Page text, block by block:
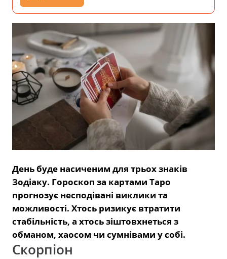
День буде насиченим для трьох знаків
Зодіаку. Гороскоп за картами Таро
прогнозує несподівані виклики та
можливості. Хтось ризикує втратити
стабільність, а хтось зіштовхнеться з
обманом, хаосом чи сумнівами у собі.
Скорпіон